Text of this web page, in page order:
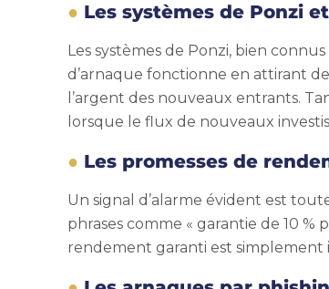
Les systèmes de Ponzi
Les systèmes de Ponzi, bien
d’arnaque fonctionne en attirant
l’argent des nouveaux entrants.
lorsque le flux de nouveaux
Les promesses de
Un signal d’alarme évident est
phrases comme « garantie de 10
rendement garanti est simplement